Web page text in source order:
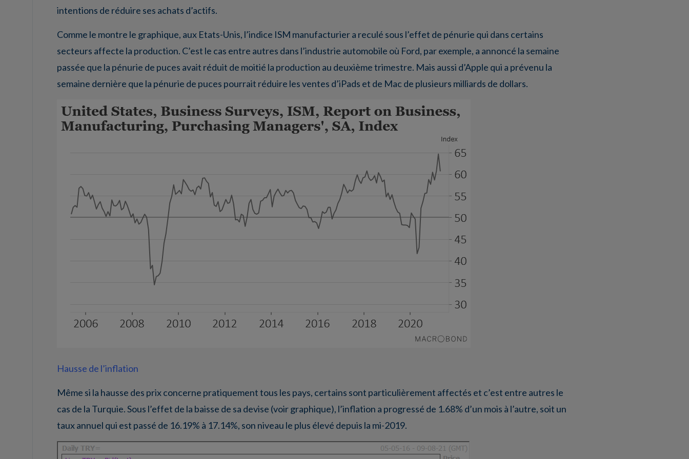
intentions de réduire ses achats d’actifs.
Comme le montre le graphique, aux Etats-Unis, l’indice ISM manufacturier a reculé sous l’effet de pénurie qui dans certains
secteurs affecte la production. C’est le cas entre autres dans l’industrie automobile où Ford, par exemple, a annoncé la semaine
passée que la pénurie de puces avait réduit de moitié la production au deuxième trimestre. Mais aussi d’Apple qui a prévenu la
semaine dernière que la pénurie de puces pourrait réduire les ventes d’iPads et de Mac de plusieurs milliards de dollars.
Hausse de l’inflation
Même si la hausse des prix concerne pratiquement tous les pays, certains sont particulièrement affectés et c’est entre autres le
cas de la Turquie. Sous l’effet de la baisse de sa devise (voir graphique), l’inflation a progressé de 1.68% d’un mois à l’autre, soit un
taux annuel qui est passé de 16.19% à 17.14%, son niveau le plus élevé depuis la mi-2019.